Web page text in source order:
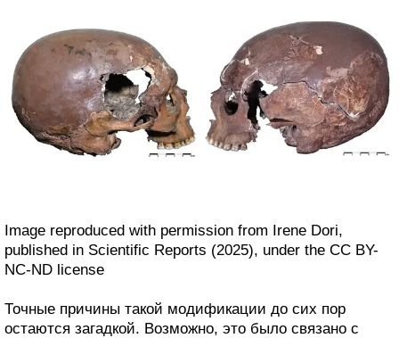
Image reproduced with permission from Irene Dori,
published in Scientific Reports (2025), under the CC BY-
NC-ND license
Точные причины такой модификации до сих пор
остаются загадкой. Возможно, это было связано с